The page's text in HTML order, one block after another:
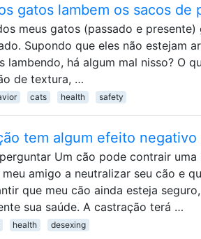
gatos lambem os sacos de
meus gatos (passado e
Supondo que eles não estejam
lambendo, há algum mal nisso? O
de textura, …
cats health safety
tem algum efeito negativo
Um cão pode contrair
meu amigo a neutralizar seu cão e
que meu cão ainda esteja
sua saúde. A castração terá …
health desexing